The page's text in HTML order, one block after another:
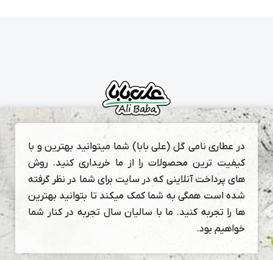
در عطاری نامی گل (علی بابا) شما میتوانید بهترین و با
کیفیت ترین محصولات را از ما خریداری کنید. روش
های پرداخت آنلاینی که در سایت برای شما در نظر گرفته
شده است همگی به شما کمک میکند تا بتوانید بهترین
ها را تجربه کنید. ما با سالیان سال تجربه در کنار شما
خواهیم بود.